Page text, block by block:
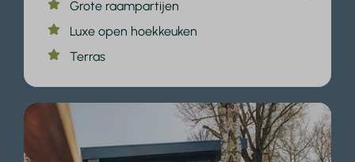
Grote raampartijen
Luxe open hoekkeuken
Terras